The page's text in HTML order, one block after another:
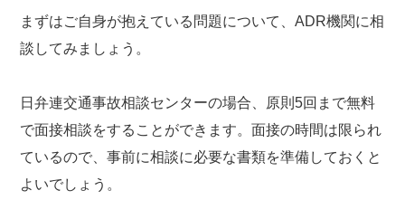
まずはご自身が抱えている問題について、ADR機関に相
談してみましょう。
日弁連交通事故相談センターの場合、原則5回まで無料
で面接相談をすることができます。面接の時間は限られ
ているので、事前に相談に必要な書類を準備しておくと
よいでしょう。